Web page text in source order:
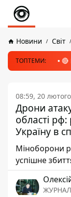
Новини Світ
ТОПТЕМИ: 🔴
08:59, 20
Дрони
області
Україну в
Міноборони
успішне